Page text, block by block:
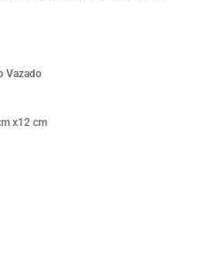
Vazado
x12 cm